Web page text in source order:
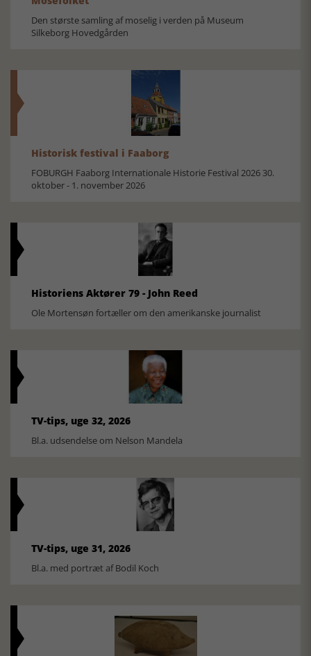
Den største samling af moselig i verden på Museum
Silkeborg Hovedgården
Historisk festival i Faaborg
FOBURGH Faaborg Internationale Historie Festival 2026 30.
oktober - 1. november 2026
Historiens Aktører 79 - John Reed
Ole Mortensøn fortæller om den amerikanske journalist
TV-tips, uge 32, 2026
Bl.a. udsendelse om Nelson Mandela
TV-tips, uge 31, 2026
Bl.a. med portræt af Bodil Koch